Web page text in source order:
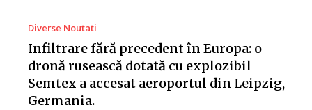
Diverse Noutati
Infiltrare fără precedent în Europa: o
dronă rusească dotată cu explozibil
Semtex a accesat aeroportul din Leipzig,
Germania.